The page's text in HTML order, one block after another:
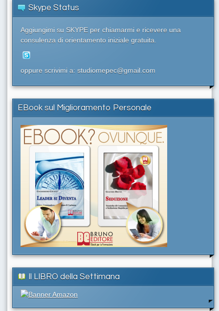
Skype Status
Aggiungimi su SKYPE per chiamarmi e ricevere una
consulenza di orientamento iniziale gratuita.
oppure scrivimi a: studiomepec@gmail.com
EBook sul Miglioramento Personale
Il LIBRO della Settimana